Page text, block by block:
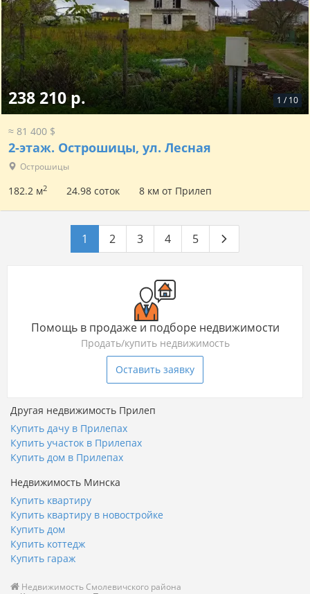
1 / 10
238 210 р.
≈ 81 400 $
2-этаж. Острошицы, ул. Лесная
Острошицы
182.2 м2 24.98 соток 8 км от Прилеп
1 2 3 4 5
Помощь в продаже и подборе недвижимости
Продать/купить недвижимость
Оставить заявку
Другая недвижимость Прилеп
Купить дачу в Прилепах
Купить участок в Прилепах
Купить дом в Прилепах
Недвижимость Минска
Купить квартиру
Купить квартиру в новостройке
Купить дом
Купить коттедж
Купить гараж
Недвижимость Смолевичского района